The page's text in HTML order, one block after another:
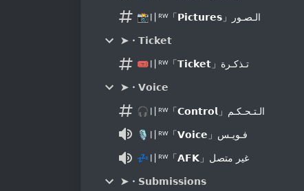
📸〢ᴿᵂ「𝗣𝗶𝗰𝘁𝘂𝗿𝗲𝘀」الـصـور
➤・𝗧𝗶𝗰𝗸𝗲𝘁
🎟〢ᴿᵂ「𝗧𝗶𝗰𝗸𝗲𝘁」تـذكـرة
➤・𝗩𝗼𝗶𝗰𝗲
🎧〢ᴿᵂ「𝗖𝗼𝗻𝘁𝗿𝗼𝗹」الـتـحـكـم
🎙〢ᴿᵂ「𝗩𝗼𝗶𝗰𝗲」فـويـس
💤〢ᴿᵂ「𝗔𝗙𝗞」غير متصل
➤・𝗦𝘂𝗯𝗺𝗶𝘀𝘀𝗶𝗼𝗻𝘀